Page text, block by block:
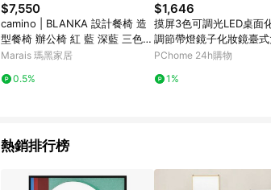
$7,550
camino | BLANKA 設計餐椅 造
型餐椅 辦公椅 紅 藍 深藍 三色 -
淺灰Ｘ藍色
Marais 瑪黑家居
0.5%
$1,646
摸屏3色可調光LED桌面
調節帶燈鏡子化妝鏡臺式
PChome 24h購物
1%
熱銷排行榜